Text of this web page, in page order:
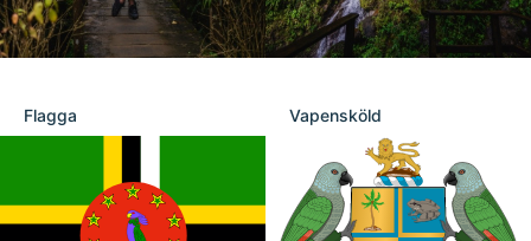
Flagga Vapensköld